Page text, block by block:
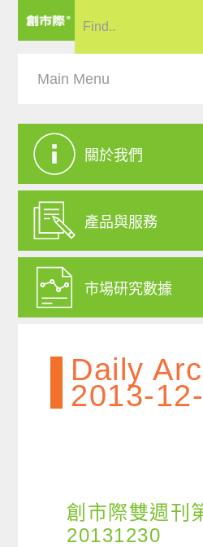
關於我們
產品與服務
市場研究數據
Daily
2013-
創市際雙週刊
20131230